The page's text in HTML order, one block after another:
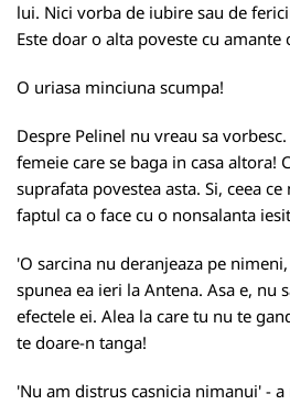
lui. Nici vorba de iubire sau de
Este doar o alta poveste cu amante
O uriasa minciuna scumpa!
Despre Pelinel nu vreau sa
femeie care se baga in casa altora!
suprafata povestea asta. Si, ceea
faptul ca o face cu o nonsalanta
'O sarcina nu deranjeaza pe
spunea ea ieri la Antena. Asa e, nu
efectele ei. Alea la care tu nu te
te doare-n tanga!
'Nu am distrus casnicia nimanui' -